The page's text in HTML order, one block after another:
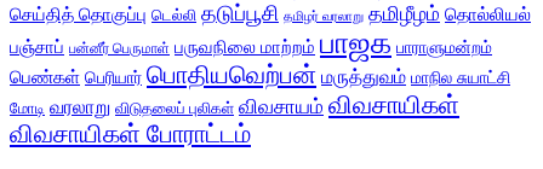
செய்தித் தொகுப்பு டெல்லி தடுப்பூசி தமிழர் வரலாறு தமிழீழம் தொல்லியல்
பஞ்சாப் பன்னீர் பெருமாள் பருவநிலை மாற்றம் பாஜக பாராளுமன்றம்
பெண்கள் பெரியார் பொதியவெற்பன் மருத்துவம் மாநில சுயாட்சி
மோடி வரலாறு விடுதலைப் புலிகள் விவசாயம் விவசாயிகள்
விவசாயிகள் போராட்டம்